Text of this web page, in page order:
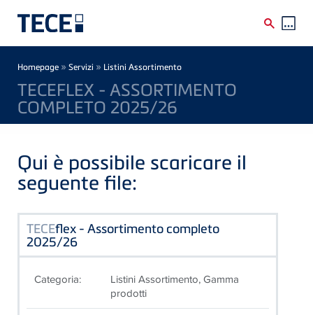
Breadcrumb
Homepage » Servizi » Listini Assortimento
TECEFLEX - ASSORTIMENTO
COMPLETO 2025/26
Qui è possibile scaricare il
seguente file:
TECEflex - Assortimento completo
2025/26
Categoria:
Listini Assortimento, Gamma
prodotti